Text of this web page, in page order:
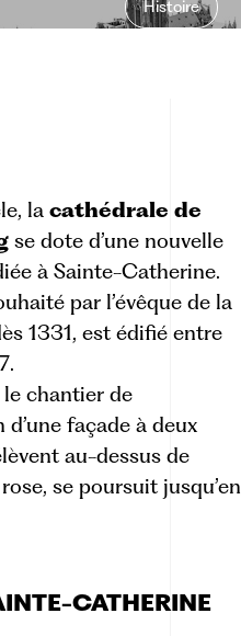
Histoire
, la cathédrale de
se dote d’une nouvelle
à Sainte-Catherine.
par l’évêque de la
1331, est édifié entre
le chantier de
façade à deux
au-dessus de
se poursuit jusqu’en
CATHERINE